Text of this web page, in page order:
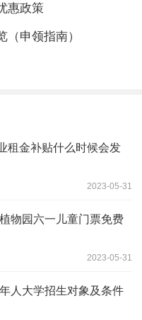
惠政策
（申领指南）
租金补贴什么时候会发
2023-05-31
物园六一儿童门票免费
2023-05-31
人大学招生对象及条件